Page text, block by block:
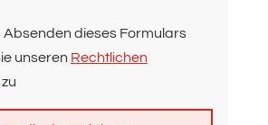
Absenden dieses Formulars
unseren Rechtlichen
zu